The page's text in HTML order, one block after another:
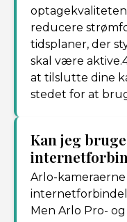
reducere
tidsplaner, der
skal være
at tilslutte dine
stedet for at
Kan jeg
Arlo-
Men Arlo Pro-